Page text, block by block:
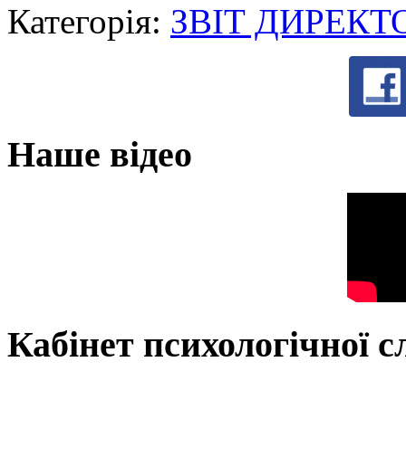
Категорія: ЗВІТ
Наше відео
Кабінет психологічної